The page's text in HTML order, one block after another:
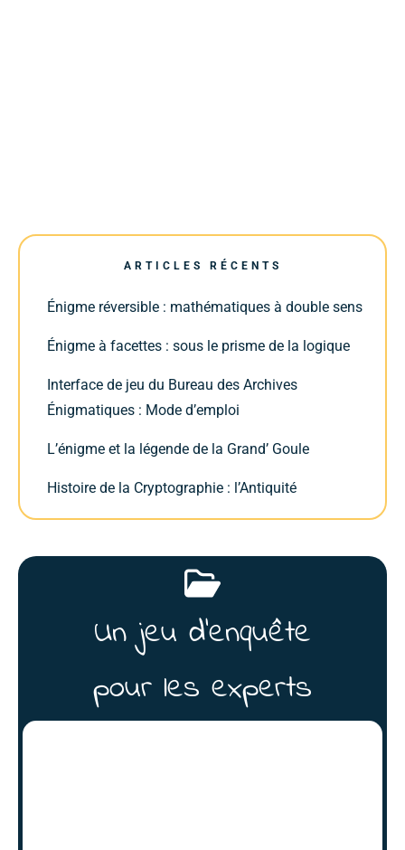
ARTICLES RÉCENTS
Énigme réversible : mathématiques à double sens
Énigme à facettes : sous le prisme de la logique
Interface de jeu du Bureau des Archives
Énigmatiques : Mode d’emploi
L’énigme et la légende de la Grand’ Goule
Histoire de la Cryptographie : l’Antiquité
Un jeu d'enquête
pour les experts